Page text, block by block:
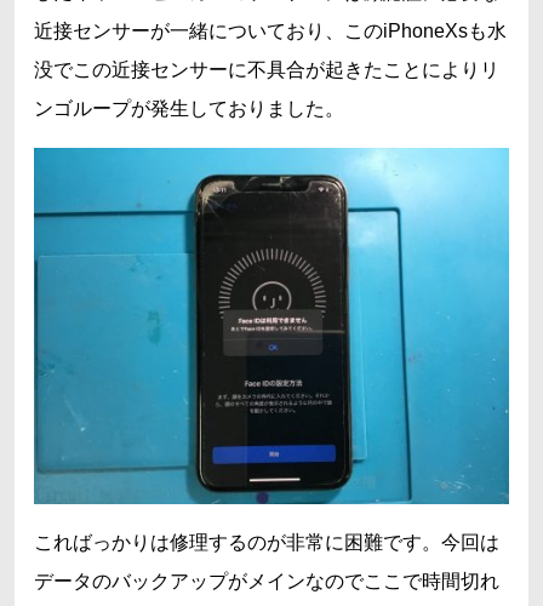
近接センサーが一緒についており、このiPhoneXsも水
没でこの近接センサーに不具合が起きたことによりリ
ンゴループが発生しておりました。
こればっかりは修理するのが非常に困難です。今回は
データのバックアップがメインなのでここで時間切れ